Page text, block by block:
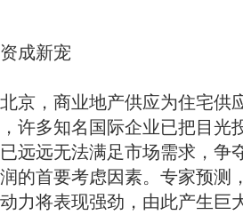
成新宠
，商业地产供应为住宅供
许多知名国际企业已把目光
远远无法满足市场需求，争
的首要考虑因素。专家预测
力将表现强劲，由此产生巨